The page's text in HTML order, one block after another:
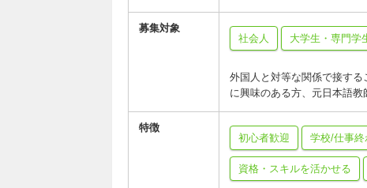
募集対象
社会人
大学生・専門学
外国人と対等な関係で接す
に興味のある方、元日本語教
特徴
初心者歓迎
学校/仕事
資格・スキルを活かせる